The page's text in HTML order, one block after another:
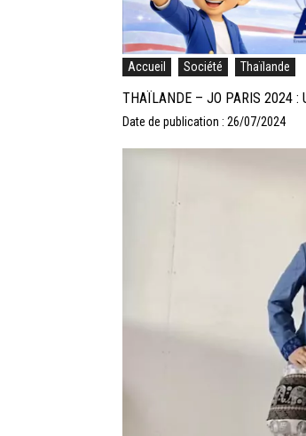
Accueil Société Thaïlande
THAÏLANDE – JO PARIS 2024 :
Date de publication : 26/07/2024